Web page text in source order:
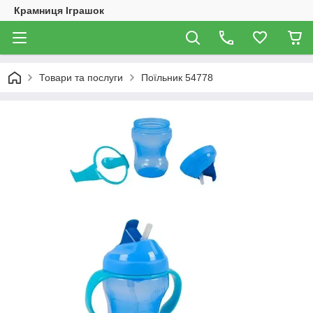
Крамниця Іграшок
Товари та послуги Поїльник 54778